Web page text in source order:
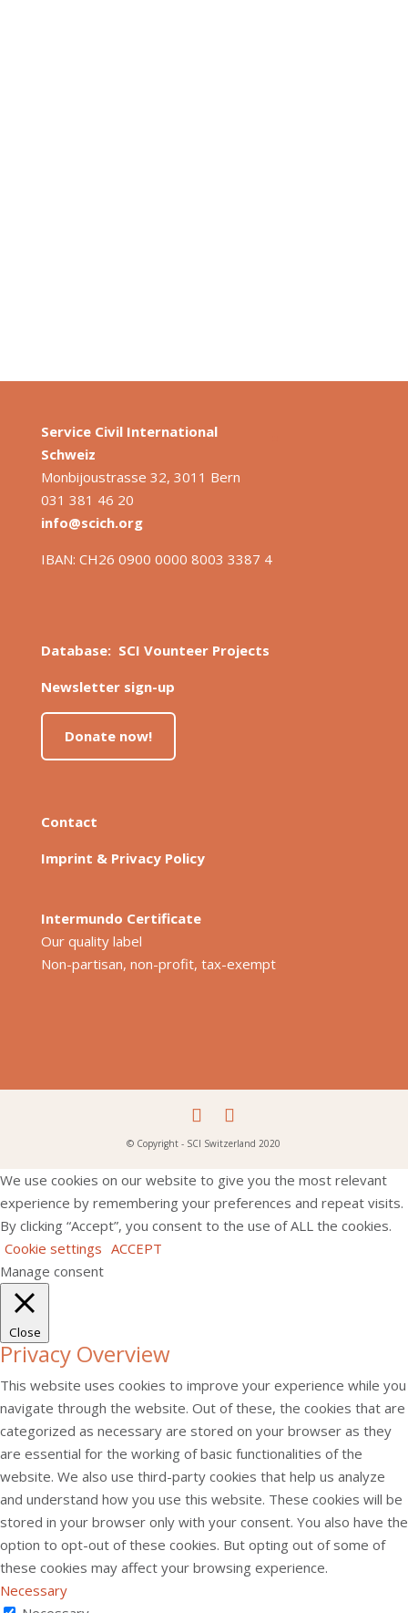
Service Civil International
Schweiz
Monbijoustrasse 32, 3011 Bern
031 381 46 20
info@scich.org
IBAN: CH26 0900 0000 8003 3387 4
Database: SCI Vounteer Projects
Newsletter sign-up
Donate now!
Contact
Imprint & Privacy Policy
Intermundo Certificate
Our quality label
Non-partisan, non-profit, tax-exempt
© Copyright - SCI Switzerland 2020
We use cookies on our website to give you the most relevant
experience by remembering your preferences and repeat visits.
By clicking “Accept”, you consent to the use of ALL the cookies.
Cookie settings ACCEPT
Manage consent
Close
Privacy Overview
This website uses cookies to improve your experience while you
navigate through the website. Out of these, the cookies that are
categorized as necessary are stored on your browser as they
are essential for the working of basic functionalities of the
website. We also use third-party cookies that help us analyze
and understand how you use this website. These cookies will be
stored in your browser only with your consent. You also have the
option to opt-out of these cookies. But opting out of some of
these cookies may affect your browsing experience.
Necessary